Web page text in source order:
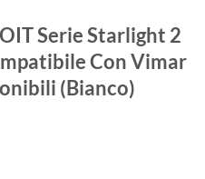
Serie Starlight 2
Con Vimar
(Bianco)